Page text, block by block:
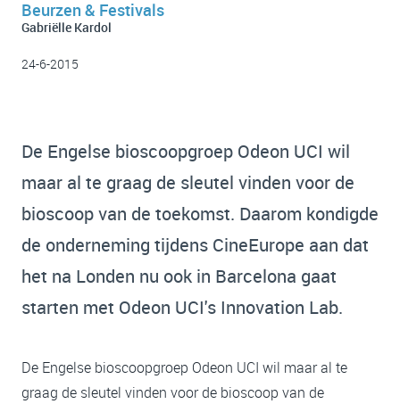
Beurzen & Festivals
Gabriëlle Kardol
24-6-2015
De Engelse bioscoopgroep Odeon UCI wil
maar al te graag de sleutel vinden voor de
bioscoop van de toekomst. Daarom kondigde
de onderneming tijdens CineEurope aan dat
het na Londen nu ook in Barcelona gaat
starten met Odeon UCI's Innovation Lab.
De Engelse bioscoopgroep Odeon UCI wil maar al te
graag de sleutel vinden voor de bioscoop van de